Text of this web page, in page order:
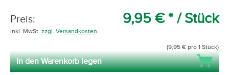
Preis: 9,95 € * / Stück
inkl. MwSt. zzgl. Versandkosten
(9,95 € pro 1 Stück)
In den Warenkorb legen